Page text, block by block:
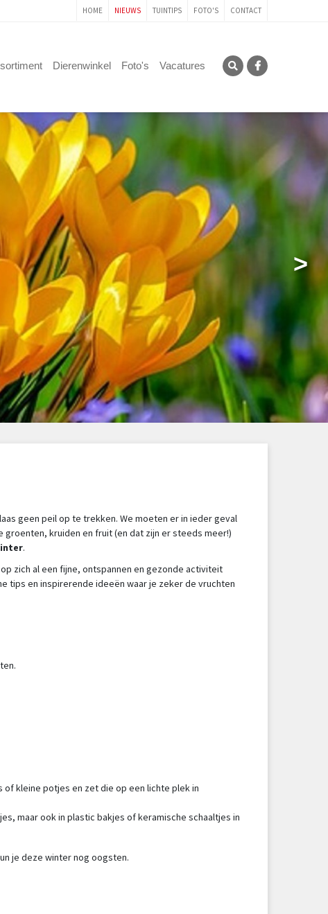
HOME NIEUWS TUINTIPS FOTO'S CONTACT
Dierenwinkel Foto's Vacatures
geen peil op te trekken. We moeten er in ieder geval
kruiden en fruit (en dat zijn er steeds meer!)
.
zich al een fijne, ontspannen en gezonde activiteit
tips en inspirerende ideeën waar je zeker de vruchten
of kleine potjes en zet die op een lichte plek in
maar ook in plastic bakjes of keramische schaaltjes in
je deze winter nog oogsten.